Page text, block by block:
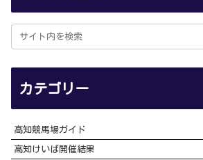
カテゴリー
高知競馬場ガイド
高知けいば開催結果